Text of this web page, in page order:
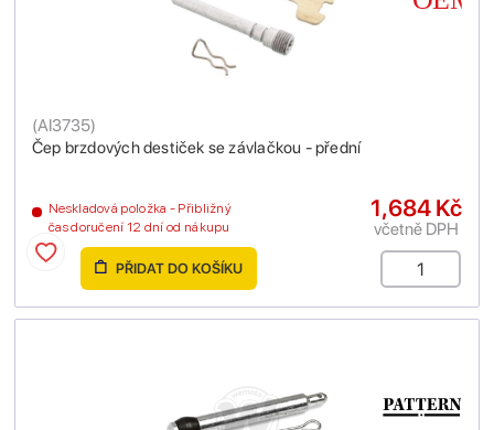
Čep brzdových destiček se závlačkou - přední
(AI3735)
Neskladová položka - Přibližný
čas doručení 12 dní od nákupu
1,684 Kč
včetně DPH
PŘIDAT DO KOŠÍKU